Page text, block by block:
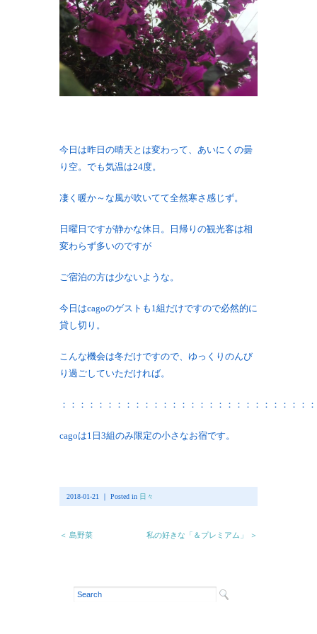
今日は昨日の晴天とは変わって、あいにくの曇
り空。でも気温は24度。
凄く暖か～な風が吹いてて全然寒さ感じず。
日曜日ですが静かな休日。日帰りの観光客は相
変わらず多いのですが
ご宿泊の方は少ないような。
今日はcagoのゲストも1組だけですので必然的に
貸し切り。
こんな機会は冬だけですので、ゆっくりのんび
り過ごしていただければ。
：：：：：：：：：：：：：：：：：：：：：：：：：：：
cagoは1日3組のみ限定の小さなお宿です。
2018-01-21 ｜ Posted in 日々
＜ 島野菜 私の好きな「＆プレミアム」 ＞